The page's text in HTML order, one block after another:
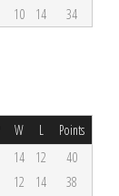
10 14 34
W L Points
14 12
40
12 14
38